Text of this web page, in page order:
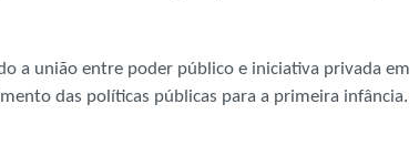
a união entre poder público e iniciativa privada em
das políticas públicas para a primeira infância.